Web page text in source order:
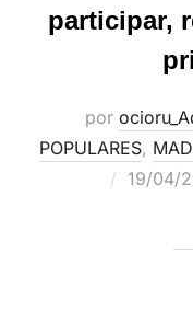
participar,
por
POPULARES,
19/04/